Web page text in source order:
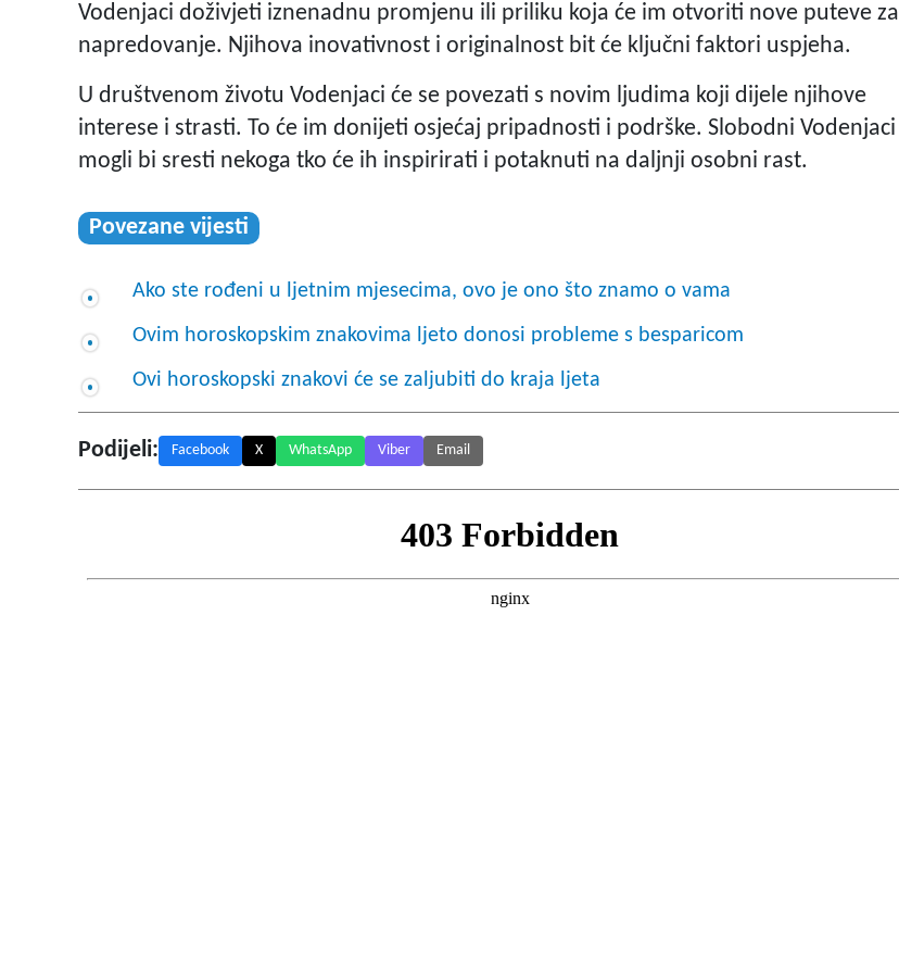
Vodenjaci doživjeti iznenadnu promjenu ili priliku koja će im otvoriti nove puteve za
napredovanje. Njihova inovativnost i originalnost bit će ključni faktori uspjeha.
U društvenom životu Vodenjaci će se povezati s novim ljudima koji dijele njihove
interese i strasti. To će im donijeti osjećaj pripadnosti i podrške. Slobodni Vodenjaci
mogli bi sresti nekoga tko će ih inspirirati i potaknuti na daljnji osobni rast.
Povezane vijesti
Ako ste rođeni u ljetnim mjesecima, ovo je ono što znamo o vama
Ovim horoskopskim znakovima ljeto donosi probleme s besparicom
Ovi horoskopski znakovi će se zaljubiti do kraja ljeta
Podijeli: Facebook X WhatsApp Viber Email